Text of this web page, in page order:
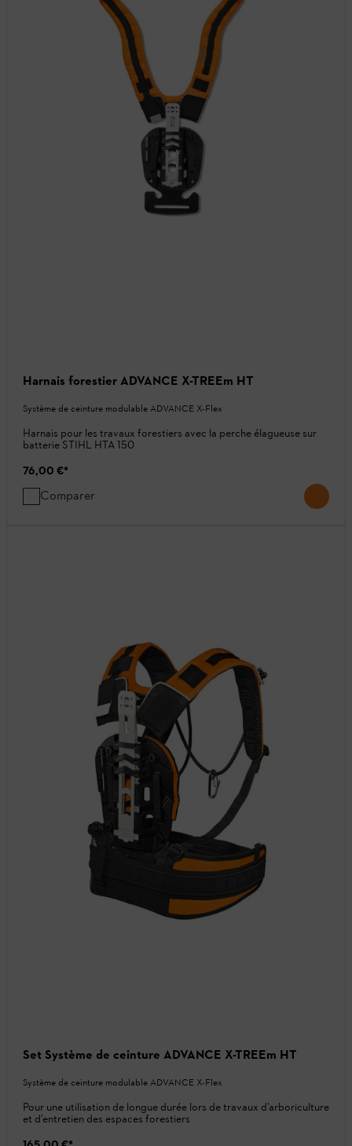
Harnais forestier ADVANCE X-TREEm HT
Système de ceinture modulable ADVANCE X-Flex
Harnais pour les travaux forestiers avec la perche élagueuse sur
batterie STIHL HTA 150
76,00 €*
Comparer
Set Système de ceinture ADVANCE X-TREEm HT
Système de ceinture modulable ADVANCE X-Flex
Pour une utilisation de longue durée lors de travaux d’arboriculture
et d’entretien des espaces forestiers